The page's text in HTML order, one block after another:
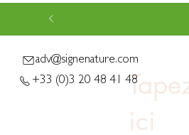
adv@signenature.com
+33 (0)3 20 48 41 48